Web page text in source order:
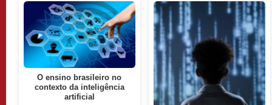
O ensino brasileiro no
contexto da inteligência
artificial